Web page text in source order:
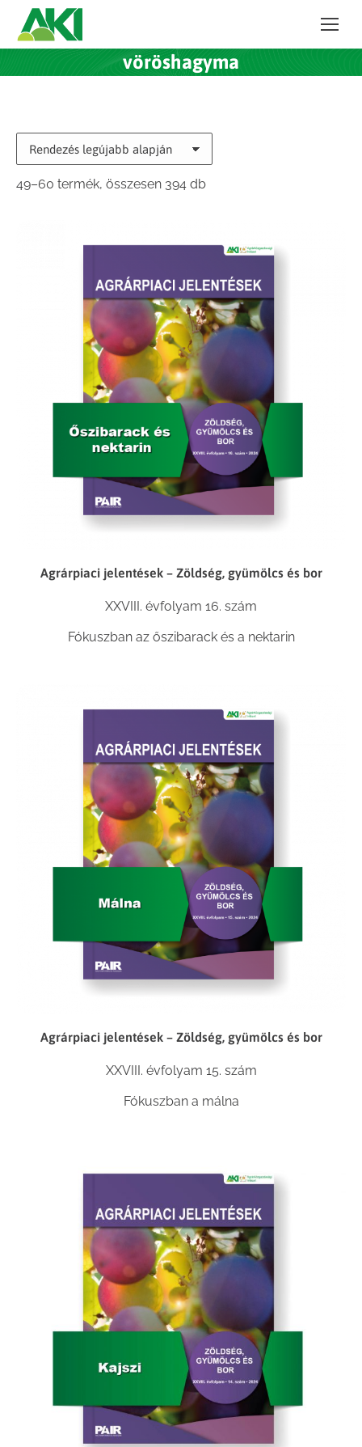
vöröshagyma
49–60 termék, összesen 394 dbSorted
Agrárpiaci jelentések – Zöldség, gyümölcs és bor
XXVIII. évfolyam 16. szám
Fókuszban az őszibarack és a nektarin
Agrárpiaci jelentések – Zöldség, gyümölcs és bor
XXVIII. évfolyam 15. szám
Fókuszban a málna